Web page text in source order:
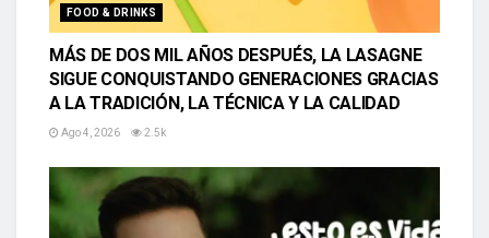
FOOD & DRINKS
MÁS DE DOS MIL AÑOS DESPUÉS, LA LASAGNE
SIGUE CONQUISTANDO GENERACIONES GRACIAS
A LA TRADICIÓN, LA TÉCNICA Y LA CALIDAD
Ago 4, 2026 2.5k